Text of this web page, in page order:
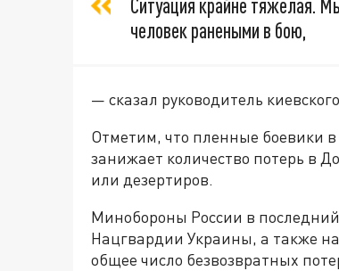
Ситуация крайне тяжёлая.
человек ранеными в бою,
— сказал руководитель
Отметим, что пленные боевики
занижает количество потерь в
или дезертиров.
Минобороны России в последний
Нацгвардии Украины, а также
общее число безвозвратных